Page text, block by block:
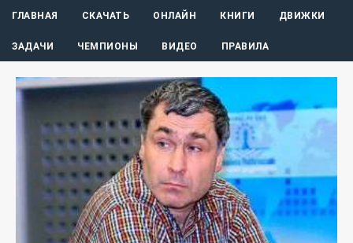
ГЛАВНАЯ СКАЧАТЬ ОНЛАЙН КНИГИ ДВИЖКИ
ЗАДАЧИ ЧЕМПИОНЫ ВИДЕО ПРАВИЛА